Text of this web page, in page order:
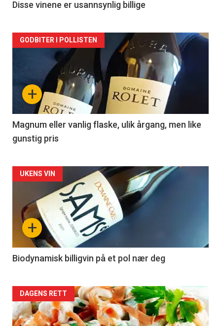
2
Disse vinene er usannsynlig billige
Forsiden
akkurat
nå
3
+
GODBITER I POLLISTEN
Magnum eller vanlig flaske, ulik årgang, men like
gunstig pris
Forsiden
akkurat
nå
4
+
UKENS VIN
Biodynamisk billigvin på et pol nær deg
Forsiden
akkurat
DAGENS RETT